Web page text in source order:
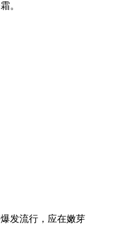
。
发流行，应在嫩芽